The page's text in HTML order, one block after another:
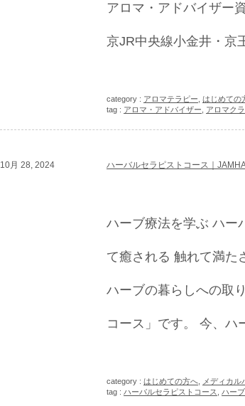
アロマ・アドバイザー
京JR中央線小金井・京
category : アロマテラピー はじめての
tag : アロマ・アドバイザー アロマク
10月 28, 2024 ハーバルセラピストコース｜
ハーブ療法を学ぶ ハー
て癒される 触れて満た
ハーブの暮らしへの取
コース」です。 今、
category : はじめての方へ
メディカル
tag : ハーバルセラピストコース ハー